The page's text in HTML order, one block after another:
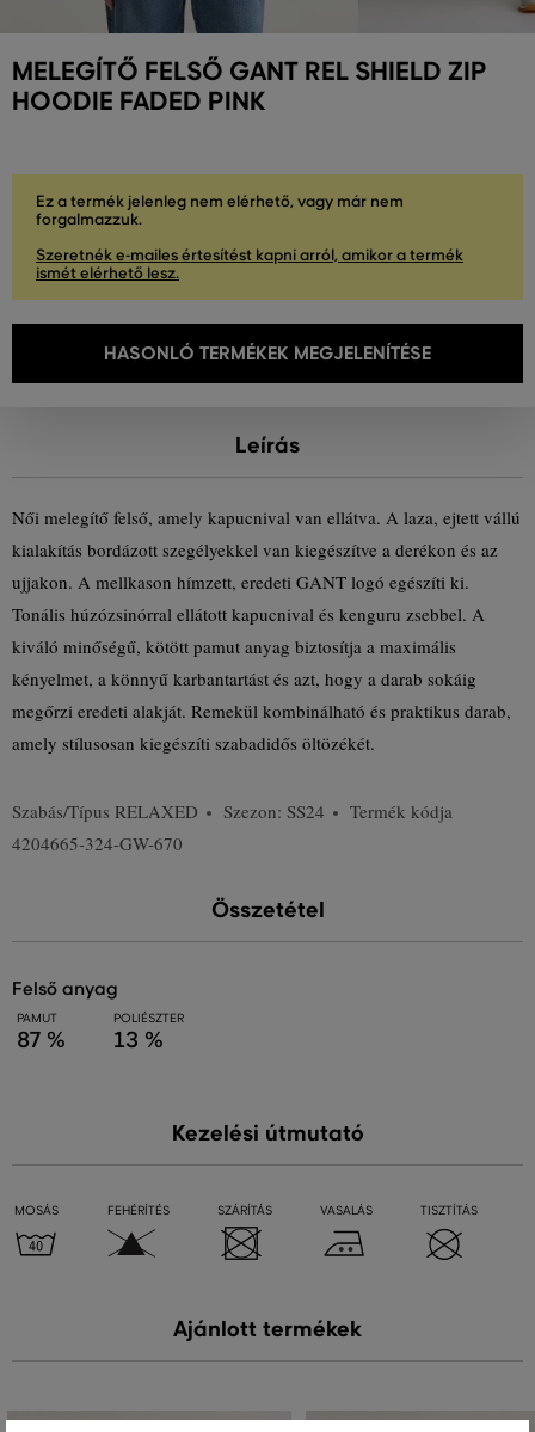
MELEGÍTŐ FELSŐ GANT REL SHIELD ZIP
HOODIE FADED PINK
Ez a termék jelenleg nem elérhető, vagy már nem
forgalmazzuk.
Szeretnék e-mailes értesítést kapni arról, amikor a termék
ismét elérhető lesz.
HASONLÓ TERMÉKEK MEGJELENÍTÉSE
Leírás
Női melegítő felső, amely kapucnival van ellátva. A laza, ejtett vállú
kialakítás bordázott szegélyekkel van kiegészítve a derékon és az
ujjakon. A mellkason hímzett, eredeti GANT logó egészíti ki.
Tonális húzózsinórral ellátott kapucnival és kenguru zsebbel. A
kiváló minőségű, kötött pamut anyag biztosítja a maximális
kényelmet, a könnyű karbantartást és azt, hogy a darab sokáig
megőrzi eredeti alakját. Remekül kombinálható és praktikus darab,
amely stílusosan kiegészíti szabadidős öltözékét.
Szabás/Típus RELAXED Szezon: SS24
Termék kódja
4204665-324-GW-670
Összetétel
felső anyag
PAMUT
87 %
POLIÉSZTER
13 %
Kezelési útmutató
MOSÁS FEHÉRÍTÉS SZÁRÍTÁS VASALÁS TISZTÍTÁS
Ajánlott termékek